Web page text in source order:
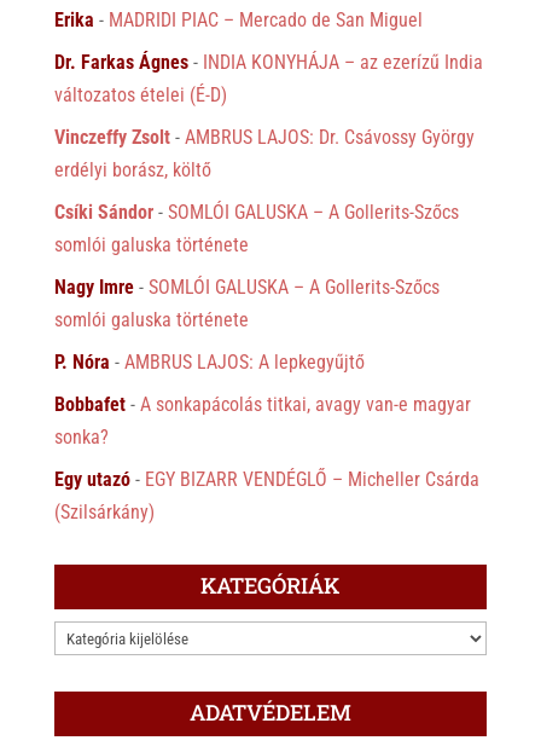
Erika - MADRIDI PIAC – Mercado de San Miguel
Dr. Farkas Ágnes- INDIA KONYHÁJA – az ezerízű India
változatos ételei (É-D)
Vinczeffy Zsolt- AMBRUS LAJOS: Dr. Csávossy György
erdélyi borász, költő
Csíki Sándor- SOMLÓI GALUSKA – A Gollerits-Szőcs
somlói galuska története
Nagy Imre- SOMLÓI GALUSKA – A Gollerits-Szőcs
somlói galuska története
P. Nóra - AMBRUS LAJOS: A lepkegyűjtő
Bobbafet- A sonkapácolás titkai, avagy van-e magyar
sonka?
Egy utazó- EGY BIZARR VENDÉGLŐ – Micheller Csárda
(Szilsárkány)
KATEGÓRIÁK
KATEGÓRIÁK
ADATVÉDELEM